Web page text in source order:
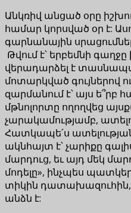
Անկռիվ անցած օրը
համար կորսված օր է:
գարնանային
Թվում է՝ երբեմնի
վերադարձել է
մոտարկված գույներով
զարմանում է՝ այս ե՞րբ
մթնոլորտը ողողվեց
չարակամությամբ,
Հատկապե՛ս
ակնհայտ է՝ չարիքը
մարդուց, եւ այդ մեկ
մոդելը», ինչպես
տիկին դատախազուհին,
անձն է: